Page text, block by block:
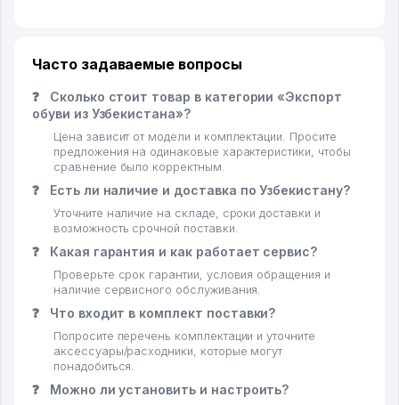
Часто задаваемые вопросы
❓
Сколько стоит товар в категории «Экспорт
обуви из Узбекистана»?
Цена зависит от модели и комплектации. Просите
предложения на одинаковые характеристики, чтобы
сравнение было корректным.
❓ Есть ли наличие и доставка по Узбекистану?
Уточните наличие на складе, сроки доставки и
возможность срочной поставки.
❓ Какая гарантия и как работает сервис?
Проверьте срок гарантии, условия обращения и
наличие сервисного обслуживания.
❓ Что входит в комплект поставки?
Попросите перечень комплектации и уточните
аксессуары/расходники, которые могут
понадобиться.
❓ Можно ли установить и настроить?